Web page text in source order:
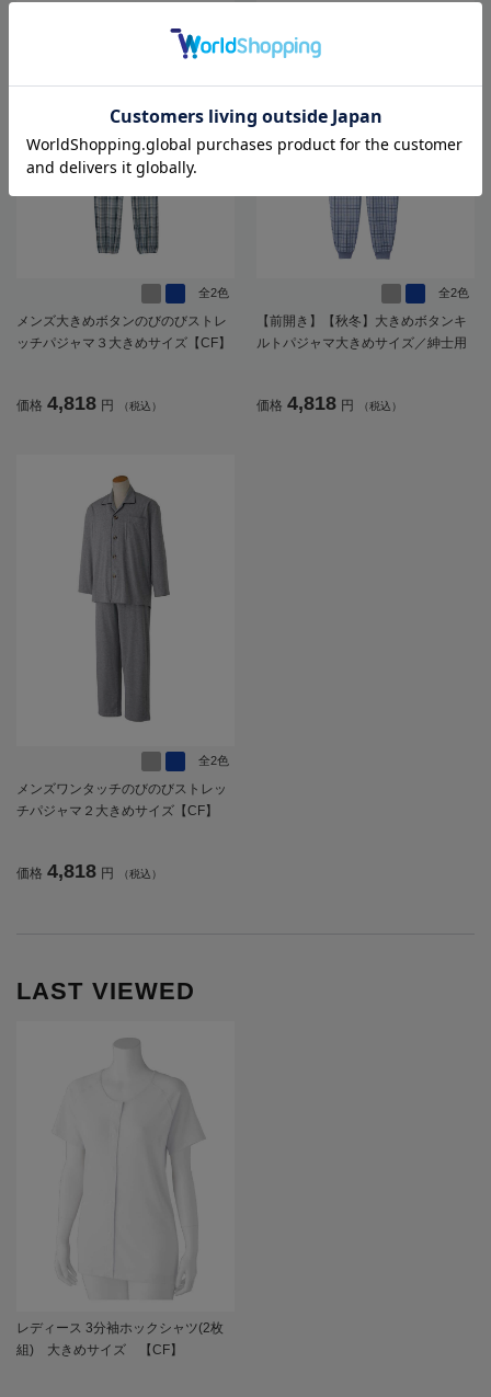
全2色
メンズ大きめボタンのびのびストレ
ッチパジャマ３大きめサイズ【CF】
価格 4,818 円 （税込）
全2色
【前開き】【秋冬】大きめボタンキ
ルトパジャマ大きめサイズ／紳士用
／ギフト／プレゼント【CF】
価格 4,818 円 （税込）
全2色
メンズワンタッチのびのびストレッ
チパジャマ２大きめサイズ【CF】
価格 4,818 円 （税込）
LAST VIEWED
レディース 3分袖ホックシャツ(2枚
組) 大きめサイズ 【CF】